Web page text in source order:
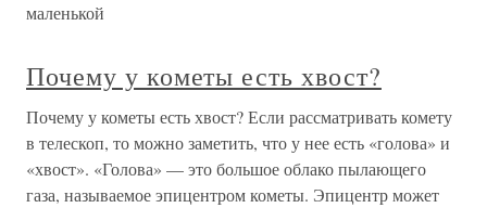
маленькой
Почему у кометы есть хвост?
Почему у кометы есть хвост? Если рассматривать комету
в телескоп, то можно заметить, что у нее есть «голова» и
«хвост». «Голова» — это большое облако пылающего
газа, называемое эпицентром кометы. Эпицентр может